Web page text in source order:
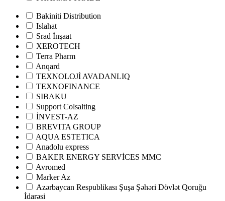
Bakiniti Distribution
Islahat
Srad İnşaat
XEROTECH
Terra Pharm
Anqard
TEXNOLOJİ AVADANLIQ
TEXNOFINANCE
SIBAKU
Support Colsalting
İNVEST-AZ
BREVITA GROUP
AQUA ESTETICA
Anadolu express
BAKER ENERGY SERVİCES MMC
Avromed
Marker Az
Аzərbaycan Respublikası Şuşa Şəhəri Dövlət Qoruğu
İdarəsi